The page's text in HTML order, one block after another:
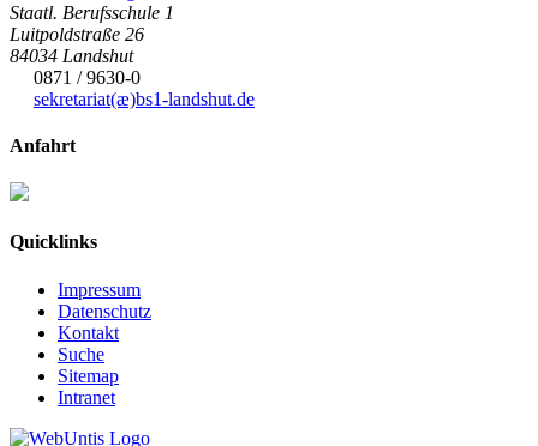
Staatl. Berufsschule 1
Luitpoldstraße 26
84034 Landshut
0871 / 9630-0
sekretariat(æ)bs1-landshut.de
Anfahrt
Quicklinks
Impressum
Datenschutz
Kontakt
Suche
Sitemap
Intranet